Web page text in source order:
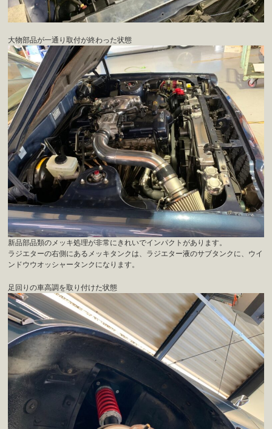
大物部品が一通り取付が終わった状態
新品部品類のメッキ処理が非常にきれいでインパクトがあります。
ラジエターの右側にあるメッキタンクは、ラジエター液のサブタンクに、ウイ
ンドウウオッシャータンクになります。
足回りの車高調を取り付けた状態